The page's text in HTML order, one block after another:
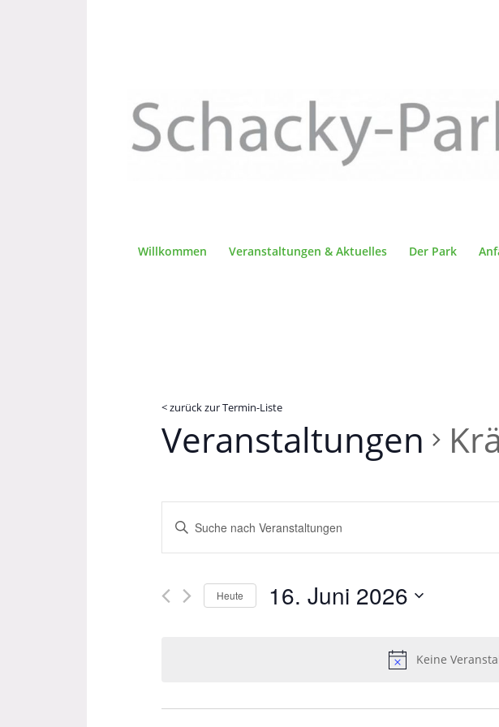
Willkommen Veranstaltungen & Aktuelles Der Park
< zurück zur Termin-Liste
Keine
Veranstaltungen
Veranstaltungen
Suche
und
Ansichten,
Navigation
Bitte
Schlüsselwort
eingeben.
nach
Veranstaltungen
Heute 16. Juni 2026